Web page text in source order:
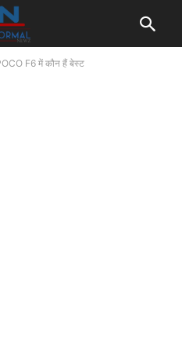
F6 में कौन हैं बेस्ट